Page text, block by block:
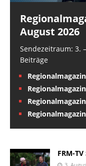
August 2026
Sendezeitraum: 3.
Beiträge
FRM-